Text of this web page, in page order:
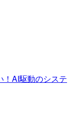
！AI駆動のシステ